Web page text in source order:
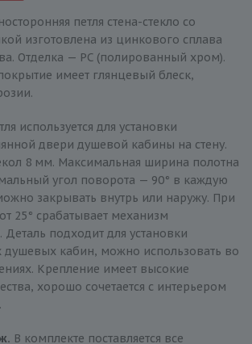
петля стена-стекло со
изготовлена из цинкового сплава
Отделка — PC (полированный хром).
имеет глянцевый блеск,
используется для установки
двери душевой кабины на стену.
8 мм. Максимальная ширина полотна
угол поворота — 90° в каждую
закрывать внутрь или наружу. При
25° срабатывает механизм
подходит для установки
душевых кабин, можно использовать во
Крепление имеет высокие
хорошо сочетается с интерьером
В комплекте поставляется все